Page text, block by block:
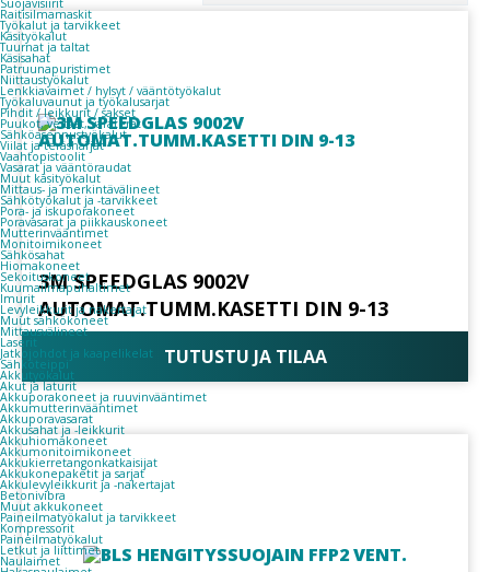
Suojavisiirit
Raitisilmamaskit
Työkalut ja tarvikkeet
Käsityökalut
Tuurnat ja taltat
Käsisahat
Patruunapuristimet
Niittaustyökalut
Lenkkiavaimet / hylsyt / vääntötyökalut
Työkaluvaunut ja työkalusarjat
Pihdit / leikkurit / sakset
Puukot, veitset, varaterät
Sähköasennustyökalut
Viilat ja teräsharjat
Vaahtopistoolit
Vasarat ja vääntöraudat
Muut käsityökalut
Mittaus- ja merkintävälineet
Sähkötyökalut ja -tarvikkeet
Pora- ja iskuporakoneet
Poravasarat ja piikkauskoneet
Mutterinvääntimet
Monitoimikoneet
Sähkösahat
Hiomakoneet
Sekoituskoneet
Kuumailmapuhaltimet
Imurit
Levyleikkurit ja nakertajat
Muut sähkökoneet
Mittausvälineet
Laserit
Jatkojohdot ja kaapelikelat
Sähköteippi
Akkutyökalut
Akut ja laturit
Akkuporakoneet ja ruuvinvääntimet
Akkumutterinvääntimet
Akkuporavasarat
Akkusahat ja -leikkurit
Akkuhiomakoneet
Akkumonitoimikoneet
Akkukierretangonkatkaisijat
Akkukonepaketit ja sarjat
Akkulevyleikkurit ja -nakertajat
Betonivibra
Muut akkukoneet
Paineilmatyökalut ja tarvikkeet
Kompressorit
Paineilmatyökalut
Letkut ja liittimet
Naulaimet
3M SPEEDGLAS 9002V
AUTOMAT.TUMM.KASETTI DIN 9-13
TUTUSTU JA TILAA